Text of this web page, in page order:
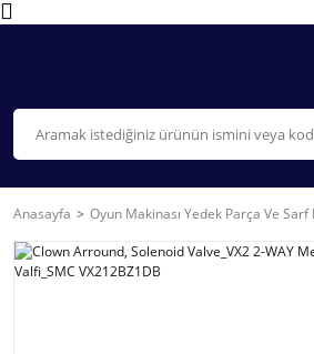
Anasayfa Oyun Makinası Yedek Parça Ve